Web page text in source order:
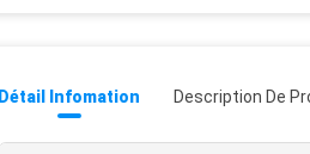
Détail Infomation Description De